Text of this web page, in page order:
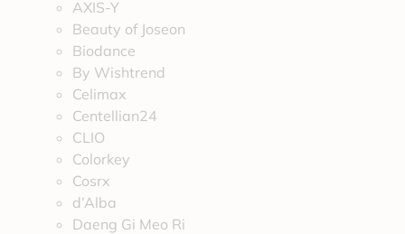
AXIS-Y
Beauty of Joseon
Biodance
By Wishtrend
Celimax
Centellian24
CLIO
Colorkey
Cosrx
d’Alba
Daeng Gi Meo Ri